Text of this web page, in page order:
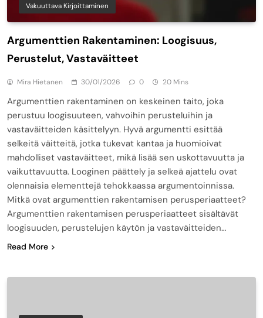
Vakuuttava Kirjoittaminen
Argumenttien Rakentaminen: Loogisuus,
Perustelut, Vastaväitteet
Mira Hietanen 30/01/2026 0 20 Mins
Argumenttien rakentaminen on keskeinen taito, joka
perustuu loogisuuteen, vahvoihin perusteluihin ja
vastaväitteiden käsittelyyn. Hyvä argumentti esittää
selkeitä väitteitä, jotka tukevat kantaa ja huomioivat
mahdolliset vastaväitteet, mikä lisää sen uskottavuutta ja
vaikuttavuutta. Looginen päättely ja selkeä ajattelu ovat
olennaisia elementtejä tehokkaassa argumentoinnissa.
Mitkä ovat argumenttien rakentamisen perusperiaatteet?
Argumenttien rakentamisen perusperiaatteet sisältävät
loogisuuden, perustelujen käytön ja vastaväitteiden…
Read More